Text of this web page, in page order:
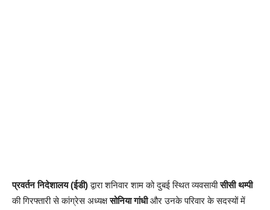
प्रवर्तन निदेशालय (ईडी)द्वारा शनिवार शाम को दुबई स्थित व्यवसायीसीसी थम्पी
की गिरफ्तारी से कांग्रेस अध्यक्षसोनिया गांधीऔर उनके परिवार के सदस्यों में